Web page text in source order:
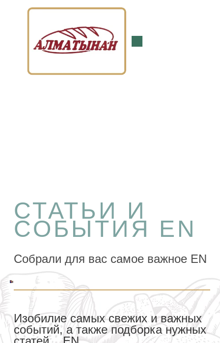
СТАТЬИ И
СОБЫТИЯ EN
Собрали для вас самое важное EN
Изобилие самых свежих и важных
событий, а также подборка нужных